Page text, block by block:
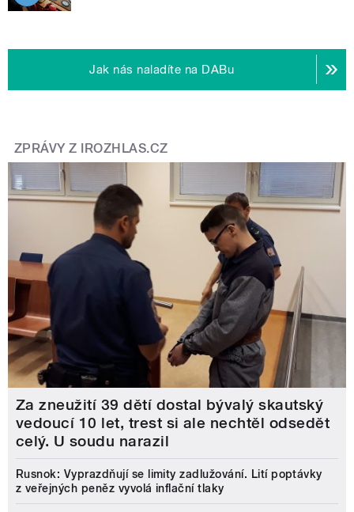
Jak nás naladíte na DABu
ZPRÁVY Z IROZHLAS.CZ
Za zneužití 39 dětí dostal bývalý skautský
vedoucí 10 let, trest si ale nechtěl odsedět
celý. U soudu narazil
Rusnok: Vyprazdňují se limity zadlužování. Lití poptávky
z veřejných peněz vyvolá inflační tlaky